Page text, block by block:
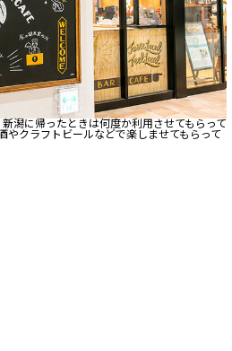
潟に帰ったときは何度か利用させてもらって
やクラフトビールなどで楽しませてもらって